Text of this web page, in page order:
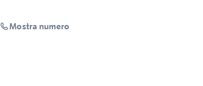
Mostra numero